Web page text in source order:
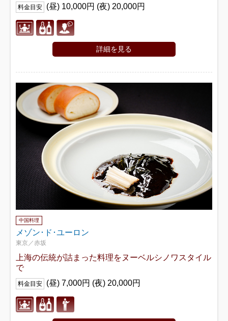
料金目安 (昼) 10,000円 (夜) 20,000円
詳細を見る
中国料理
メゾン･ド･ユーロン
東京／赤坂
上海の伝統が詰まった料理をヌーベルシノワスタイル
で
料金目安 (昼) 7,000円 (夜) 20,000円